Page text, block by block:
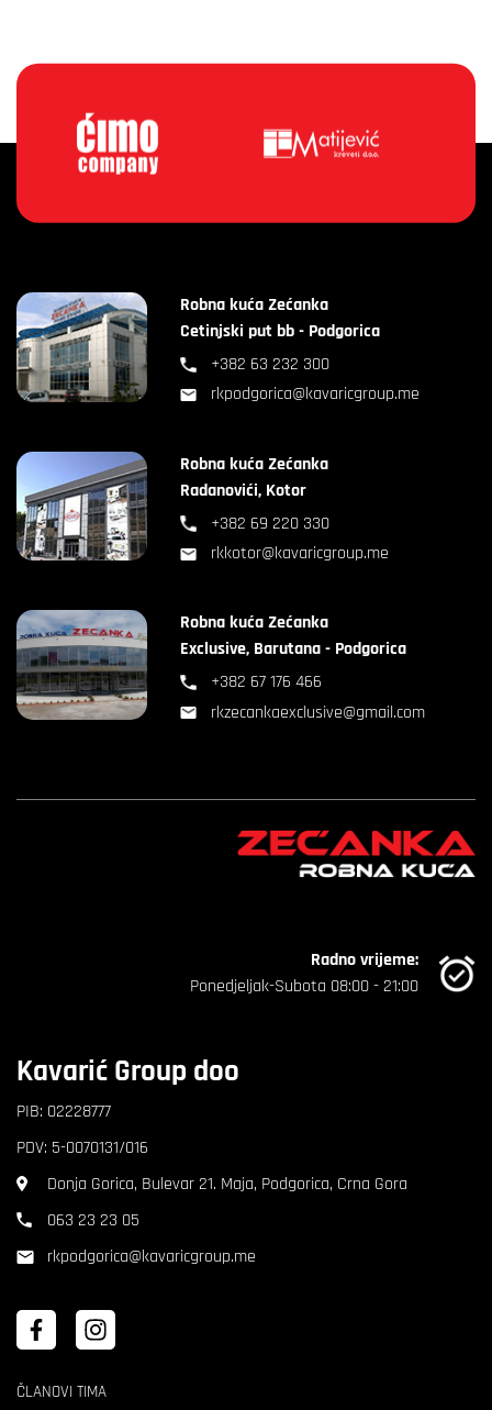
Robna kuća Zećanka
Cetinjski put bb - Podgorica
+382 63 232 300
rkpodgorica@kavaricgroup.me
Robna kuća Zećanka
Radanovići, Kotor
+382 69 220 330
rkkotor@kavaricgroup.me
Robna kuća Zećanka
Exclusive, Barutana - Podgorica
+382 67 176 466
rkzecankaexclusive@gmail.com
Kavarić Group doo
PIB: 02228777
PDV: 5-0070131/016
Donja Gorica, Bulevar 21. Maja, Podgorica, Crna Gora
063 23 23 05
rkpodgorica@kavaricgroup.me
Radno vrijeme:
Ponedjeljak-Subota 08:00 - 21:00
ČLANOVI TIMA